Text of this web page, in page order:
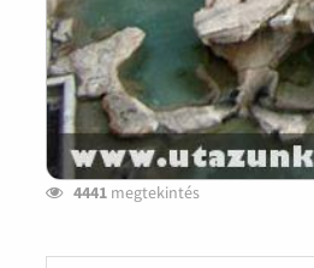
4441 megtekintés